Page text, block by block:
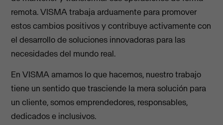
remota. VISMA trabaja arduamente para promover
estos cambios positivos y contribuye activamente con
el desarrollo de soluciones innovadoras para las
necesidades del mundo real.
En VISMA amamos lo que hacemos, nuestro trabajo
tiene un sentido que trasciende la mera solución para
un cliente, somos emprendedores, responsables,
dedicados e inclusivos.